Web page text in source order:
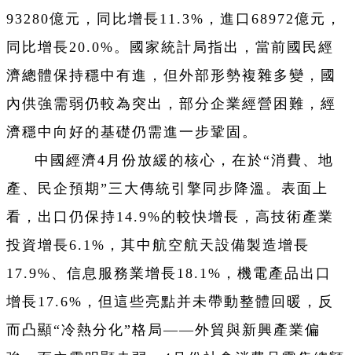
93280億元，同比增長11.3%，進口68972億元，
同比增長20.0%。國家統計局指出，當前國民經
濟總體保持穩中有進，但外部形勢複雜多變，國
內供強需弱仍較為突出，部分企業經營困難，經
濟穩中向好的基礎仍需進一步鞏固。
中國經濟4月份放緩的核心，在於“消費、地
產、民企預期”三大傳統引擎同步降溫。表面上
看，出口仍保持14.9%的較快增長，高技術產業
投資增長6.1%，其中航空航天設備製造增長
17.9%、信息服務業增長18.1%，機電產品出口
增長17.6%，但這些亮點并未帶動整體回暖，反
而凸顯“冷熱分化”格局——外貿與新興產業偏